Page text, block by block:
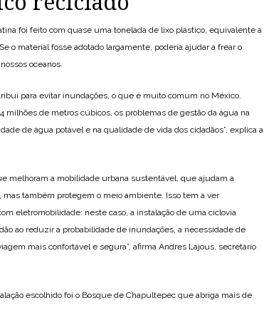
foi feito com quase uma tonelada de lixo plástico, equivalente a
o material fosse adotado largamente, poderia ajudar a frear o
oceanos.
para evitar inundações, o que é muito comum no México.
milhões de metros cúbicos, os problemas de gestão da água na
de água potável e na qualidade de vida dos cidadãos”, explica a
melhoram a mobilidade urbana sustentável, que ajudam a
mas também protegem o meio ambiente. Isso tem a ver
eletromobilidade: neste caso, a instalação de uma ciclovia
ao reduzir a probabilidade de inundações, a necessidade de
mais confortável e segura”, afirma Andres Lajous, secretário
escolhido foi o Bosque de Chapultepec que abriga mais de